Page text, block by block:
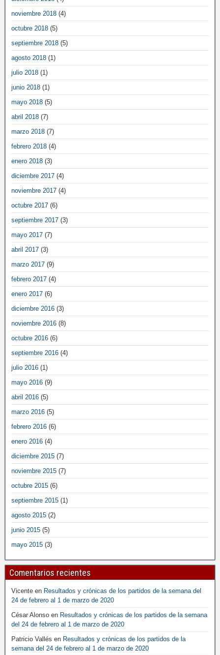
noviembre 2018 (4)
octubre 2018 (5)
septiembre 2018 (5)
agosto 2018 (1)
julio 2018 (1)
junio 2018 (1)
mayo 2018 (5)
abril 2018 (7)
marzo 2018 (7)
febrero 2018 (4)
enero 2018 (3)
diciembre 2017 (4)
noviembre 2017 (4)
octubre 2017 (6)
septiembre 2017 (3)
mayo 2017 (7)
abril 2017 (3)
marzo 2017 (9)
febrero 2017 (4)
enero 2017 (6)
diciembre 2016 (3)
noviembre 2016 (8)
octubre 2016 (6)
septiembre 2016 (4)
julio 2016 (1)
mayo 2016 (9)
abril 2016 (5)
marzo 2016 (5)
febrero 2016 (6)
enero 2016 (4)
diciembre 2015 (7)
noviembre 2015 (7)
octubre 2015 (6)
septiembre 2015 (1)
agosto 2015 (2)
junio 2015 (5)
mayo 2015 (3)
Comentarios recientes
Vicente en Resultados y crónicas de los partidos de la semana del
24 de febrero al 1 de marzo de 2020
César Alonso en Resultados y crónicas de los partidos de la semana
del 24 de febrero al 1 de marzo de 2020
Patricio Vallés en Resultados y crónicas de los partidos de la
semana del 24 de febrero al 1 de marzo de 2020